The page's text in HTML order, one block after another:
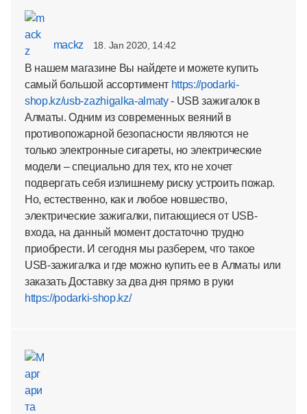
mackz 18. Jan 2020, 14:42
В нашем магазине Вы найдете и можете купить
самый большой ассортимент https://podarki-
shop.kz/usb-zazhigalka-almaty- USB зажигалок в
Алматы. Одним из современных веяний в
противопожарной безопасности являются не
только электронные сигареты, но электрические
модели – специально для тех, кто не хочет
подвергать себя излишнему риску устроить пожар.
Но, естественно, как и любое новшество,
электрические зажигалки, питающиеся от USB-
входа, на данный момент достаточно трудно
приобрести. И сегодня мы разберем, что такое
USB-зажигалка и где можно купить ее в Алматы или
заказать Доставку за два дня прямо в руки
https://podarki-shop.kz/